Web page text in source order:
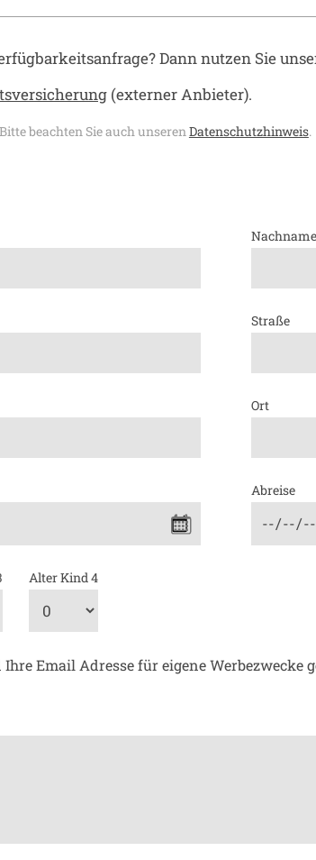
Dann nutzen Sie
(externer Anbieter).
beachten Sie auch unseren Datenschutzhinweis.
Straße
Ort
Abreise
Alter Kind 4
Email Adresse für eigene Werbezwecke